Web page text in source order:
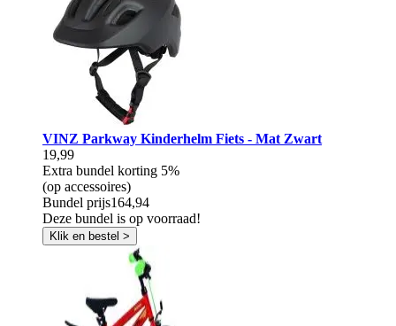
VINZ Parkway Kinderhelm Fiets - Mat Zwart
19,99
Extra bundel korting 5%
(op accessoires)
Bundel prijs164,94
Deze bundel is op voorraad!
Klik en bestel >